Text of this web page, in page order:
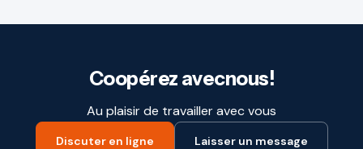
Coopérez avecnous!
Au plaisir de travailler avec vous
Discuter en ligne Laisser un message